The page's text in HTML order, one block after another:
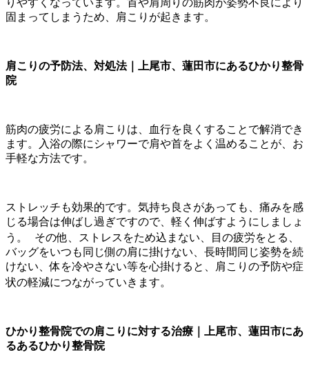
りやすくなっています。首や肩周りの筋肉が姿勢不良により
固まってしまうため、肩こりが起きます。
肩こりの予防法、対処法｜上尾市、蓮田市にあるひかり整骨
院
筋肉の疲労による肩こりは、血行を良くすることで解消でき
ます。入浴の際にシャワーで肩や首をよく温めることが、お
手軽な方法です。
ストレッチも効果的です。気持ち良さがあっても、痛みを感
じる場合は伸ばし過ぎですので、軽く伸ばすようにしましょ
う。 その他、ストレスをため込まない、目の疲労をとる、
バッグをいつも同じ側の肩に掛けない、長時間同じ姿勢を続
けない、体を冷やさない等を心掛けると、肩こりの予防や症
状の軽減につながっていきます。
ひかり整骨院での肩こりに対する治療｜上尾市、蓮田市にあ
るあるひかり整骨院